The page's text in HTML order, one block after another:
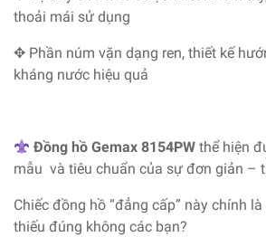
thoải mái sử dụng
✥ Phần núm vặn dạng ren, thiết kế
kháng nước hiệu quả
Đồng hồ Gemax 8154PWthể hiện
mẫu và tiêu chuẩn của sự đơn giản –
Chiếc đồng hồ “đẳng cấp” này chính
thiếu đúng không các bạn?